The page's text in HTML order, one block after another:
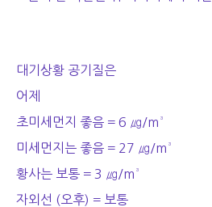
대기상황 공기질은
어제
초미세먼지 좋음 = 6 ㎍/m³
미세먼지는 좋음 = 27 ㎍/m³
황사는 보통 = 3 ㎍/m³
자외선 (오후) = 보통